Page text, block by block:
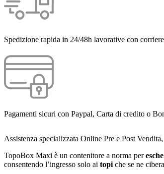
Spedizione rapida in 24/48h lavorative con
Pagamenti sicuri con Paypal, Carta di credito o
Assistenza specializzata Online Pre e Post
TopoBox Maxi è un contenitore a norma per
consentendo l’ingresso solo ai topiche se ne